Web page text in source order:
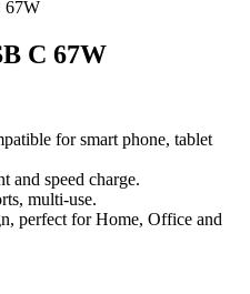
C 67W
for smart phone, tablet
and speed charge.
multi-use.
perfect for Home, Office and